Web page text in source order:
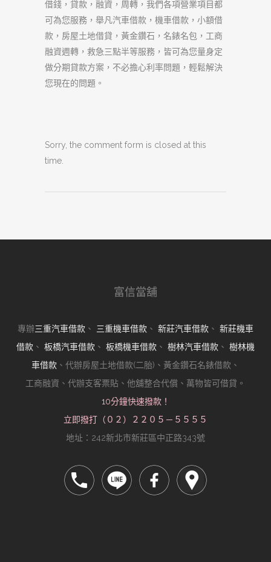
借錢，貸款，融資，周轉，我們各項營業項目都
可為您服務，舉凡汽車借款，機車借款，小額借
款，房屋土地借貸，黃金鑽石，名錶名包，工商
融資週轉，救急三點半等服務，皆可為您量身定
做分期貸款方案，不必擔心利率問題，輕鬆解決
您現在的問題。
Sorry, the comment form is closed at this
time.
富信當舖
專辦三重汽車借款 、 三重機車借款 、 新莊汽車借款 、 新莊機車
借款 、 板橋汽車借款 、 板橋機車借款 、 樹林汽車借款 、 樹林機
車借款 、代辦房屋土地借款(二胎)、黃金鑽石名錶借款、
工商融資、代辦支客票貼、他舖整合代償、萬物皆可借貸。
10分鐘快速撥款！
立即撥打（０２）２２０５－５５５５
地址：242新北市新莊區中正路343號